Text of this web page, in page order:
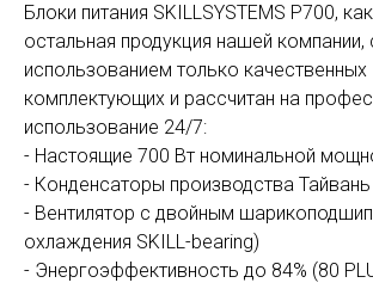
Блоки питания SKILLSYSTEMS P700,
остальная продукция нашей компании,
использованием только качественных
комплектующих и рассчитан на
использование 24/7:
- Настоящие 700 Вт номинальной
- Конденсаторы производства Тайвань
- Вентилятор с двойным
охлаждения SKILL-bearing)
- Энергоэффективность до 84% (80